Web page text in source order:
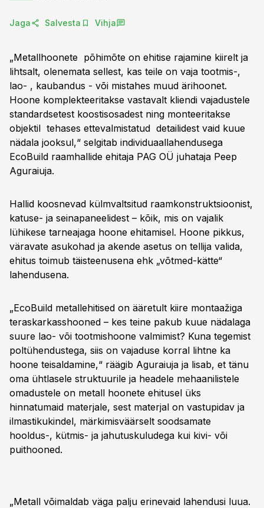
Jaga Salvesta Vihja
„Metallhoonete põhimõte on ehitise rajamine kiirelt ja
lihtsalt, olenemata sellest, kas teile on vaja tootmis-,
lao- , kaubandus - või mistahes muud ärihoonet.
Hoone komplekteeritakse vastavalt kliendi vajadustele
standardsetest koostisosadest ning monteeritakse
objektil tehases ettevalmistatud detailidest vaid kuue
nädala jooksul,“ selgitab individuaallahendusega
EcoBuild raamhallide ehitaja PAG OÜ juhataja Peep
Aguraiuja.
Hallid koosnevad külmvaltsitud raamkonstruktsioonist,
katuse- ja seinapaneelidest – kõik, mis on vajalik
lühikese tarneajaga hoone ehitamisel. Hoone pikkus,
väravate asukohad ja akende asetus on tellija valida,
ehitus toimub täisteenusena ehk „võtmed-kätte“
lahendusena.
„EcoBuild metallehitised on ääretult kiire montaažiga
teraskarkasshooned – kes teine pakub kuue nädalaga
suure lao- või tootmishoone valmimist? Kuna tegemist
poltühendustega, siis on vajaduse korral lihtne ka
hoone teisaldamine,“ räägib Aguraiuja ja lisab, et tänu
oma ühtlasele struktuurile ja headele mehaanilistele
omadustele on metall hoonete ehitusel üks
hinnatumaid materjale, sest materjal on vastupidav ja
ilmastikukindel, märkimisväärselt soodsamate
hooldus-, kütmis- ja jahutuskuludega kui kivi- või
puithooned.
„Metall võimaldab väga palju erinevaid lahendusi luua.